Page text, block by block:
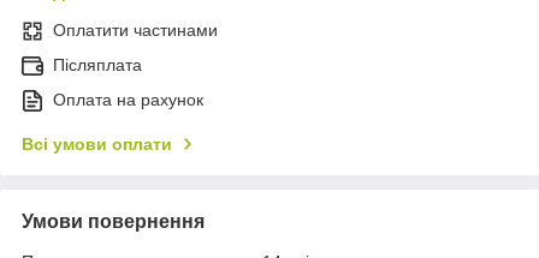
Оплатити частинами
Післяплата
Оплата на рахунок
Всі умови оплати
Умови повернення